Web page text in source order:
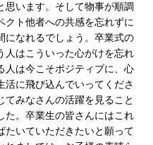
思います。そして物事が順調
クト他者への共感を忘れずに
になれるでしょう。卒業式の
人はこういった心がけを忘れ
人は今こそポジティブに、心
活に飛び込んでいってくださ
てみなさんの活躍を見ること
た。卒業生の皆さんにはこれ
たいていただきたいと願って